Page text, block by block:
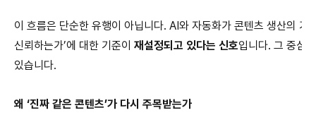
이 흐름은 단순한 유행이 아닙니다. AI와 자동화가 콘텐츠 생산의 기
신뢰하는가’에 대한 기준이 재설정되고 있다는 신호입니다. 그 중심
있습니다.
왜 ‘진짜 같은 콘텐츠’가 다시 주목받는가